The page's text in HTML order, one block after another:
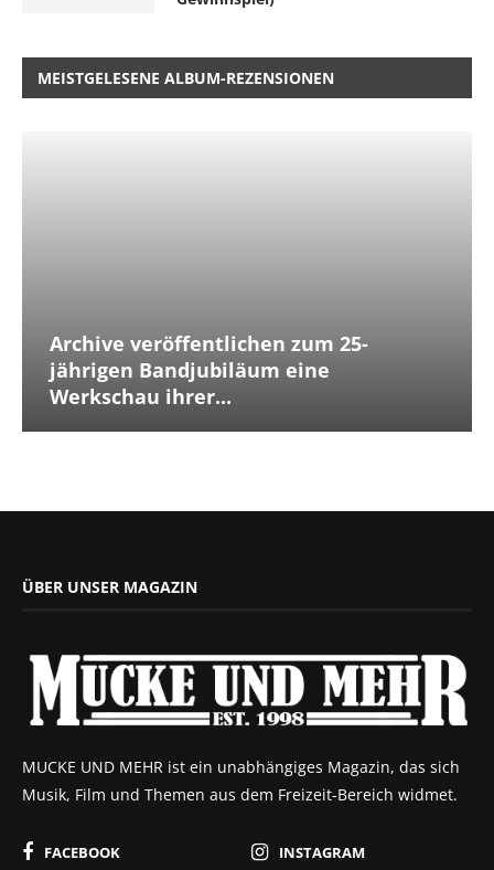
MEISTGELESENE ALBUM-REZENSIONEN
Archive veröffentlichen zum 25-
jährigen Bandjubiläum eine
Werkschau ihrer...
ÜBER UNSER MAGAZIN
MUCKE UND MEHR ist ein unabhängiges Magazin, das sich
Musik, Film und Themen aus dem Freizeit-Bereich widmet.
FACEBOOK
INSTAGRAM